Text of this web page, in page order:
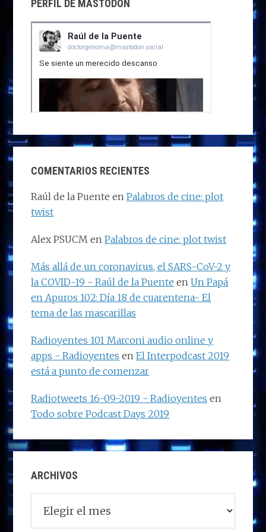
PERFIL DE MASTODON
COMENTARIOS RECIENTES
Raúl de la Puente enPalabros de cine: plot
twist
Alex PSUCM enPalabros de cine: plot twist
Más allá de un coronavirus, el SARS-CoV-2 y
la COVID-19 - Raúl de la Puente enUn Papá
en Apuros 102: Día 18 de cuarentena- El
tema de las mascarillas
Radioyentes 101 Marconi audio online y
apps - Radioyentes enEl Interpodcast 2019
está a punto de comenzar
Radiotweets 16-09-2019 - Radioyentes en
Todo sobre Podcast Days 2019
ARCHIVOS